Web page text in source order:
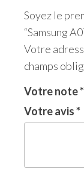
Soyez le
“Samsung
Votre
champs
Votre note*
Votre avis*